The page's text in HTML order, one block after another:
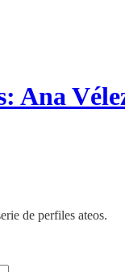
Ana
de perfiles ateos.